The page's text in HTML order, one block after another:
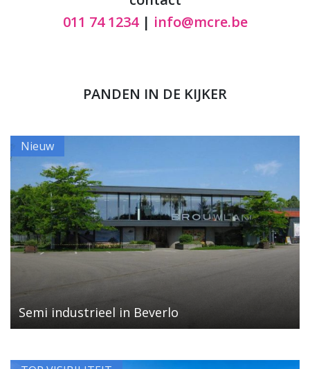
011 74 1234| info@mcre.be
PANDEN IN DE KIJKER
Nieuw
Semi industrieel in Beverlo